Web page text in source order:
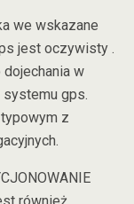
we wskazane
jest oczywisty .
w
gps.
z